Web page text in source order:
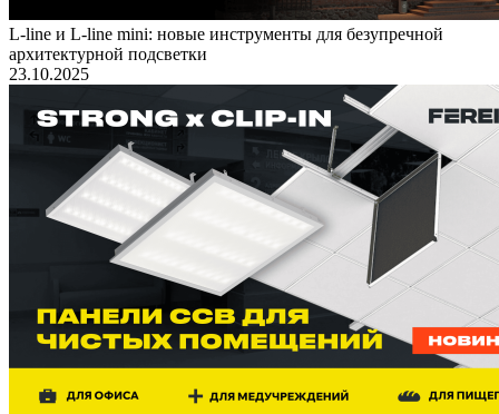
L-line и L-line mini: новые инструменты для безупречной
архитектурной подсветки
23.10.2025